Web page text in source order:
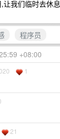
我们临时去休
程序员
+08:00
1
21